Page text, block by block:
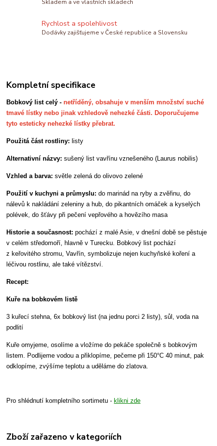
Skladem a ve vlastních skladech
Rychlost a spolehlivost
Dodávky zajišťujeme v České republice a Slovensku
Kompletní specifikace
Bobkový list celý -netříděný, obsahuje v menším množství suché
tmavé lístky nebo jinak vzhledově nehezké části. Doporučujeme
tyto esteticky nehezké lístky přebrat.
Použitá část rostliny: listy
Alternativní názvy: sušený list vavřínu vznešeného (Laurus nobilis)
Vzhled a barva: světle zelená do olivovo zelené
Použití v kuchyni a průmyslu: do marinád na ryby a zvěřinu, do
nálevů k nakládání zeleniny a hub, do pikantních omáček a kyselých
polévek, do šťávy při pečení vepřového a hovězího masa
Historie a současnost: pochází z malé Asie, v dnešní době se pěstuje
v celém středomoří, hlavně v Turecku. Bobkový list pochází
z keřovitého stromu, Vavřín, symbolizuje nejen kuchyňské koření a
léčivou rostlinu, ale také vítězství.
Recept:
Kuře na bobkovém listě
3 kuřecí stehna, 6x bobkový list (na jednu porci 2 listy), sůl, voda na
podlití
Kuře omyjeme, osolíme a vložíme do pekáče společně s bobkovým
listem. Podlijeme vodou a přiklopíme, pečeme při 150°C 40 minut, pak
odklopíme, zvýšíme teplotu a uděláme do zlatova.
Pro shlédnutí kompletního sortimetu - klikni zde
Zboží zařazeno v kategoriích